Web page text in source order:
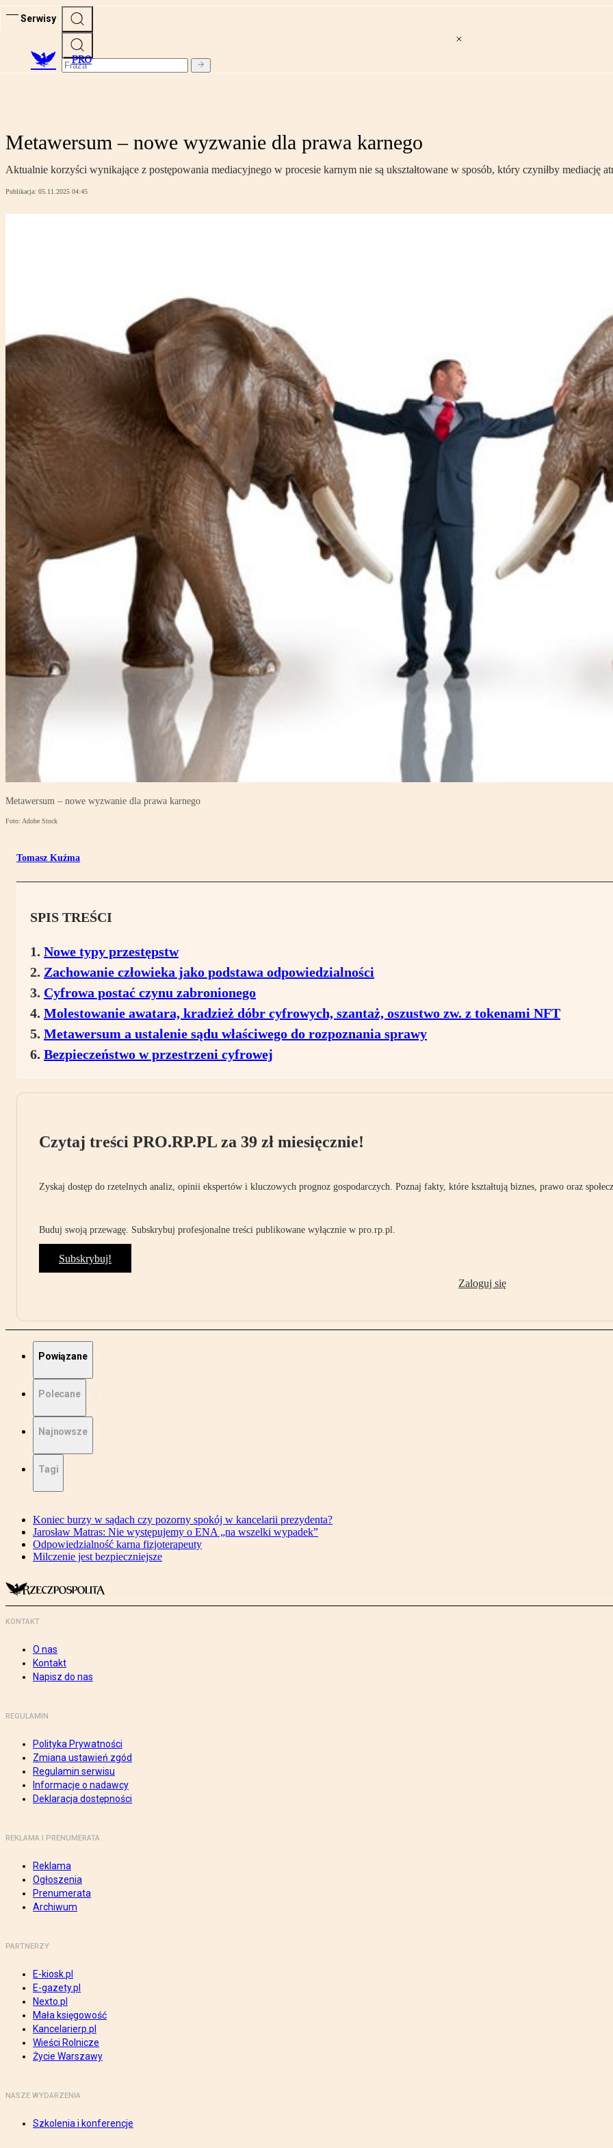
Serwisy
PRO
Metawersum – nowe wyzwanie dla prawa karnego
Aktualnie korzyści wynikające z postępowania mediacyjnego w procesie karnym nie są ukształtowane w sposób, który czyniłby mediację
Publikacja: 05.11.2025 04:45
Metawersum – nowe wyzwanie dla prawa karnego
Foto: Adobe Stock
Tomasz Kuźma
SPIS TREŚCI
Nowe typy przestępstw
Zachowanie człowieka jako podstawa odpowiedzialności
Cyfrowa postać czynu zabronionego
Molestowanie awatara, kradzież dóbr cyfrowych, szantaż, oszustwo zw. z tokenami NFT
Metawersum a ustalenie sądu właściwego do rozpoznania sprawy
Bezpieczeństwo w przestrzeni cyfrowej
Czytaj treści PRO.RP.PL za 39 zł miesięcznie!
Zyskaj dostęp do rzetelnych analiz, opinii ekspertów i kluczowych prognoz gospodarczych. Poznaj fakty, które kształtują biznes, prawo oraz
Buduj swoją przewagę. Subskrybuj profesjonalne treści publikowane wyłącznie w pro.rp.pl.
Subskrybuj!
Zaloguj się
Powiązane
Polecane
Najnowsze
Tagi
Koniec burzy w sądach czy pozorny spokój w kancelarii prezydenta?
Jarosław Matras: Nie występujemy o ENA „na wszelki wypadek”
Odpowiedzialność karna fizjoterapeuty
Milczenie jest bezpieczniejsze
KONTAKT
O nas
Kontakt
Napisz do nas
REGULAMIN
Polityka Prywatności
Zmiana ustawień zgód
Regulamin serwisu
Informacje o nadawcy
Deklaracja dostępności
REKLAMA I PRENUMERATA
Reklama
Ogłoszenia
Prenumerata
Archiwum
PARTNERZY
E-kiosk.pl
E-gazety.pl
Nexto.pl
Mała księgowość
Kancelarierp.pl
Wieści Rolnicze
Życie Warszawy
NASZE WYDARZENIA
Szkolenia i konferencje